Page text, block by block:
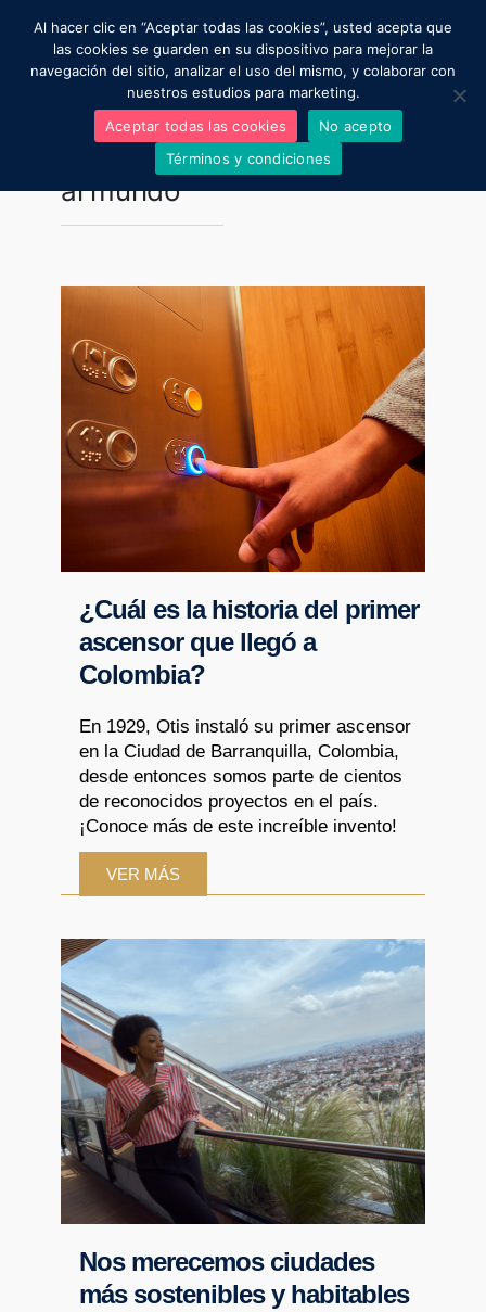
Moviendo al mundo
Regístrate aquí para una asesoría gratuita
Resultados para:moviendo
al mundo
¿Cuál es la historia del primer
ascensor que llegó a
Colombia?
En 1929, Otis instaló su primer ascensor
en la Ciudad de Barranquilla, Colombia,
desde entonces somos parte de cientos
de reconocidos proyectos en el país.
¡Conoce más de este increíble invento!
VER MÁS
Nos merecemos ciudades
más sostenibles y habitables
Al hacer clic en “Aceptar todas las cookies”, usted acepta que
las cookies se guarden en su dispositivo para mejorar la
navegación del sitio, analizar el uso del mismo, y colaborar con
nuestros estudios para marketing.
Aceptar todas las cookies
No acepto
Términos y condiciones